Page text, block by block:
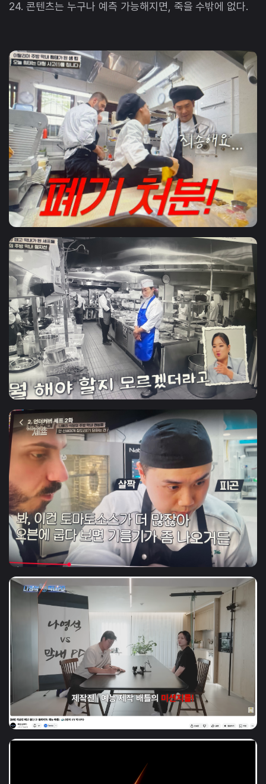
24. 콘텐츠는 누구나 예측 가능해지면, 죽을 수밖에 없다.